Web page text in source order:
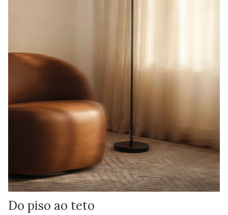
Do piso ao teto